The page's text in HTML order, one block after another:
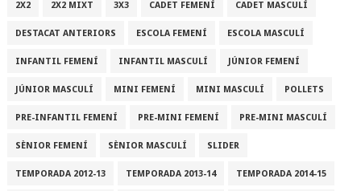
2X2 2X2 MIXT 3X3 CADET FEMENÍ CADET MASCULÍ
DESTACAT ANTERIORS ESCOLA FEMENÍ ESCOLA MASCULÍ
INFANTIL FEMENÍ INFANTIL MASCULÍ JÚNIOR FEMENÍ
JÚNIOR MASCULÍ MINI FEMENÍ MINI MASCULÍ POLLETS
PRE-INFANTIL FEMENÍ PRE-MINI FEMENÍ PRE-MINI MASCULÍ
SÈNIOR FEMENÍ SÈNIOR MASCULÍ SLIDER
TEMPORADA 2012-13 TEMPORADA 2013-14 TEMPORADA 2014-15